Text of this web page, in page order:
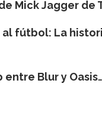
Mick Jagger de
fútbol: La
Blur y